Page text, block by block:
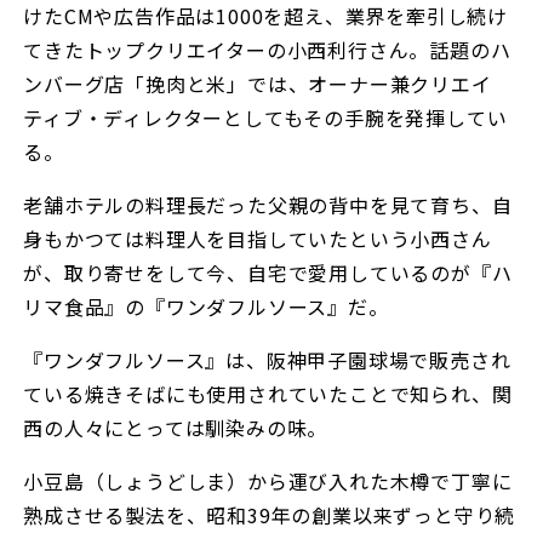
けたCMや広告作品は1000を超え、業界を牽引し続け
てきたトップクリエイターの小西利行さん。話題のハ
ンバーグ店「挽肉と米」では、オーナー兼クリエイ
ティブ・ディレクターとしてもその手腕を発揮してい
る。
老舗ホテルの料理長だった父親の背中を見て育ち、自
身もかつては料理人を目指していたという小西さん
が、取り寄せをして今、自宅で愛用しているのが『ハ
リマ食品』の『ワンダフルソース』だ。
『ワンダフルソース』は、阪神甲子園球場で販売され
ている焼きそばにも使用されていたことで知られ、関
西の人々にとっては馴染みの味。
小豆島（しょうどしま）から運び入れた木樽で丁寧に
熟成させる製法を、昭和39年の創業以来ずっと守り続